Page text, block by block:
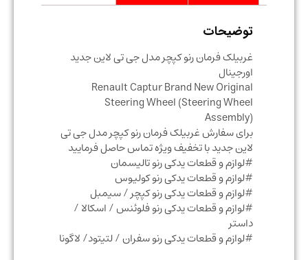
توضیحات
غربیلک فرمان رنو کپچر مدل جی تی لاین جدید
اورجینال
Renault Captur Brand New Original
Steering Wheel (Steering Wheel
Assembly)
برای سفارش غربیلک فرمان رنو کپچر مدل جی تی
لاین جدید با تخفیف ویژه تماس حاصل فرمایید
#لوازم و قطعات یدکی رنو تالیسمان
#لوازم و قطعات یدکی رنو کولیوس
#لوازم و قطعات یدکی رنو کپچر / سیمبل
#لوازم و قطعات یدکی رنو فلوئنس / اسکالا /
#لوازم و قطعات یدکی رنو سفران / لتیتود/ لاگونا